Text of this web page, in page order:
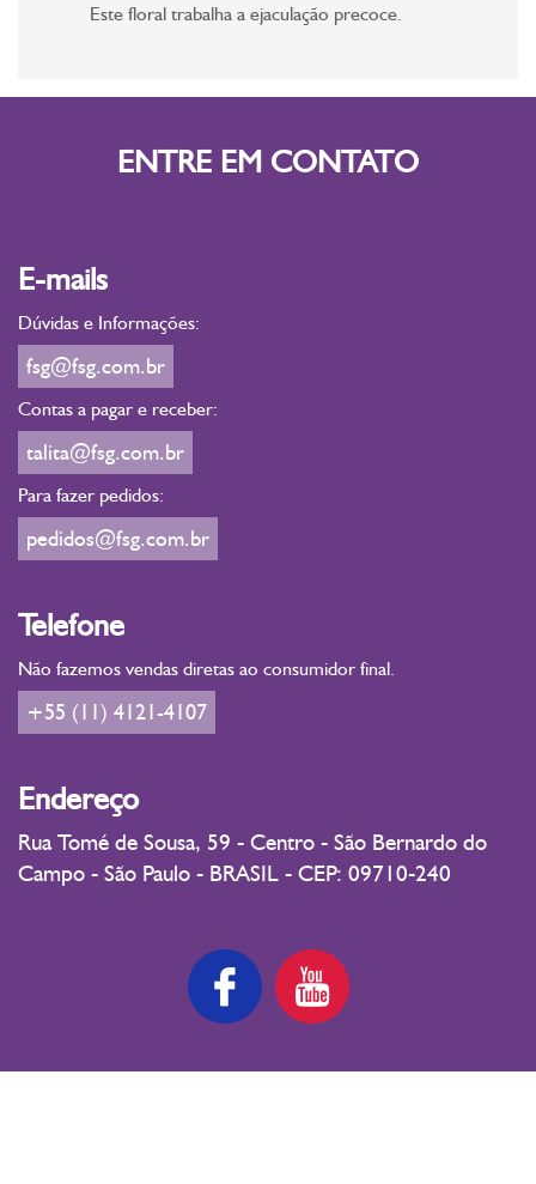
Este floral trabalha a ejaculação precoce.
ENTRE EM CONTATO
E-mails
Dúvidas e Informações:
fsg@fsg.com.br
Contas a pagar e receber:
talita@fsg.com.br
Para fazer pedidos:
pedidos@fsg.com.br
Telefone
Não fazemos vendas diretas ao consumidor final.
+55 (11) 4121-4107
Endereço
Rua Tomé de Sousa, 59 - Centro - São Bernardo do
Campo - São Paulo - BRASIL - CEP: 09710-240